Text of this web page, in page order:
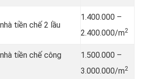
tiền chế 2 lầu
1.400.000 –
2.400.000/m2
tiền chế công
1.500.000 –
3.000.000/m2